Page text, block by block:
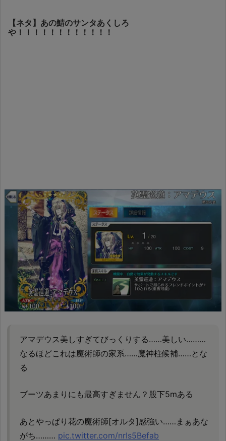
【ネタ】あの鯖のサンタあくしろ
や！！！！！！！！！！！！
アマデウス美しすぎてびっくりする……美しい………
なるほどこれは魔術師の家系……魔神柱候補……とな
る
ブーツあまりにも最高すぎません？股下5mある
あとやっぱり花の魔術師[オルタ]感強い……まぁあな
がち……… pic.twitter.com/nrIs5Befab